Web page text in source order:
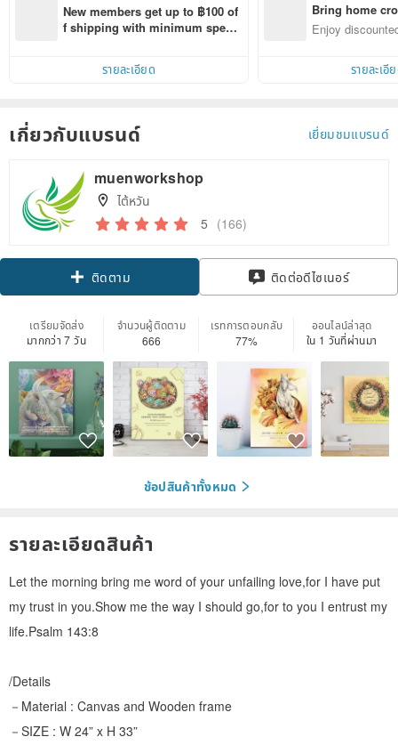
New members get up to ฿100 of
f shipping with minimum spen
รายละเอียด
Bring home
n with ease
Enjoy
รายละเอี
เกี่ยวกับแบรนด์ เยี่ยมชมแบรนด์
muenworkshop
ไต้หวัน
5 (166)
ติดตาม ติดต่อดีไซเนอร์
เตรียมจัดส่ง
มากกว่า 7 วัน
จำนวนผู้ติดตาม
666
เรทการตอบกลับ
77%
ออนไลน์ล่าสุด
ใน 1 วันที่ผ่านมา
ช้อปสินค้าทั้งหมด
รายละเอียดสินค้า
Let the morning bring me word of your unfailing love,for I have put
my trust in you.Show me the way I should go,for to you I entrust my
life.Psalm 143:8
/Details
－Material : Canvas and Wooden frame
－SIZE : W 24” x H 33”